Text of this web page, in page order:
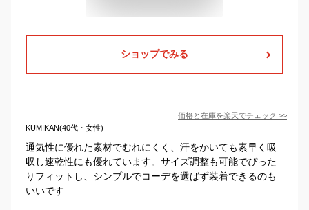
ショップでみる
価格と在庫を楽天でチェック >>
KUMIKAN(40代・女性)
通気性に優れた素材でむれにくく、汗をかいても素早く吸
収し速乾性にも優れています。サイズ調整も可能でぴった
りフィットし、シンプルでコーデを選ばず装着できるのも
いいです